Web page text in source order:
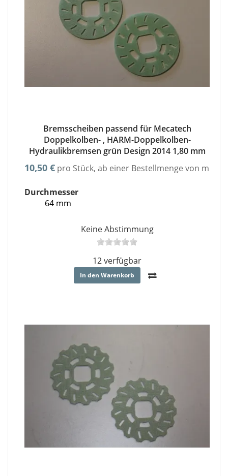
Bremsscheiben passend für Mecatech
Doppelkolben- , HARM-Doppelkolben-
Hydraulikbremsen grün Design 2014 1,80 mm
10,50 € pro Stück, ab einer Bestellmenge von
Durchmesser
64 mm
Keine Abstimmung
12 verfügbar
In den Warenkorb